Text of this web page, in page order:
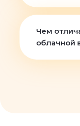
Чем
облачной